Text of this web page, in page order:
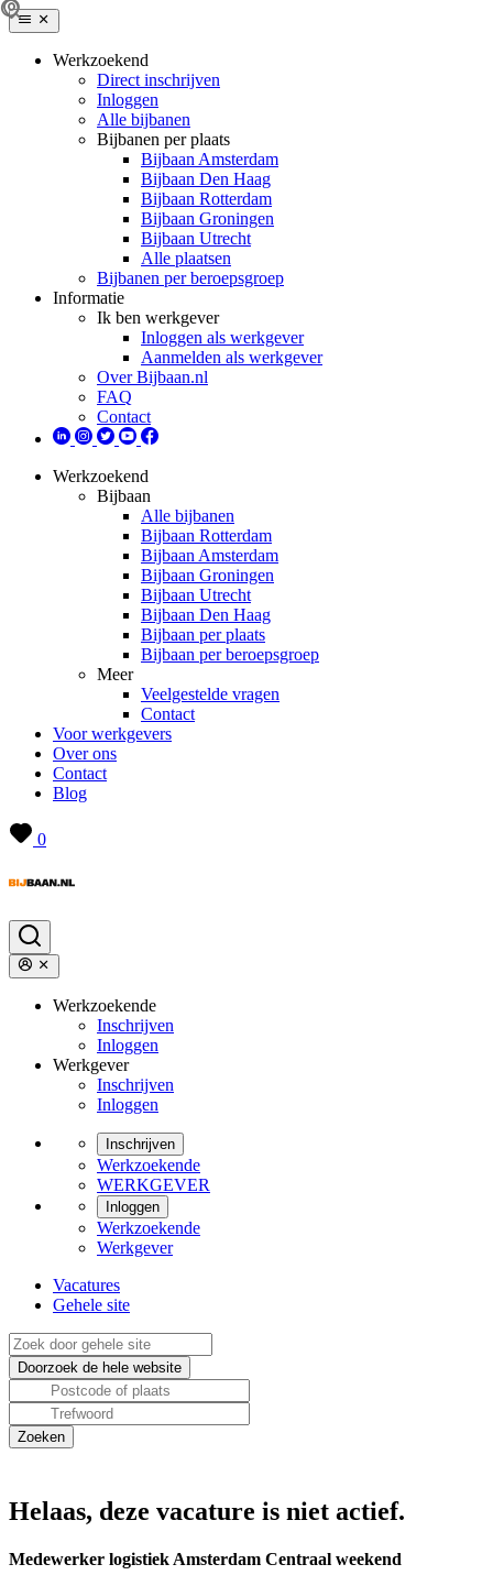
Werkzoekend
Direct inschrijven
Inloggen
Alle bijbanen
Bijbanen per plaats
Bijbaan Amsterdam
Bijbaan Den Haag
Bijbaan Rotterdam
Bijbaan Groningen
Bijbaan Utrecht
Alle plaatsen
Bijbanen per beroepsgroep
Informatie
Ik ben werkgever
Inloggen als werkgever
Aanmelden als werkgever
Over Bijbaan.nl
FAQ
Contact
Werkzoekend
Bijbaan
Alle bijbanen
Bijbaan Rotterdam
Bijbaan Amsterdam
Bijbaan Groningen
Bijbaan Utrecht
Bijbaan Den Haag
Bijbaan per plaats
Bijbaan per beroepsgroep
Meer
Veelgestelde vragen
Contact
Voor werkgevers
Over ons
Contact
Blog
0
Werkzoekende
Inschrijven
Inloggen
Werkgever
Inschrijven
Inloggen
Inschrijven
Werkzoekende
WERKGEVER
Inloggen
Werkzoekende
Werkgever
Vacatures
Gehele site
Helaas, deze vacature is niet actief.
Medewerker logistiek Amsterdam Centraal weekend